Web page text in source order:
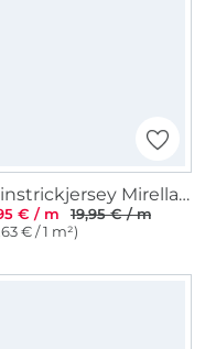
Feinstrickjersey Mirella, altmint
€ / m
19,95 € / m
€ / 1 m²)